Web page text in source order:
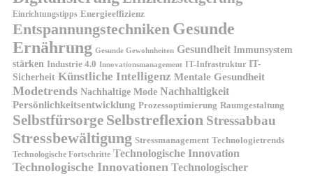
Einrichtungstipps Energieeffizienz
Entspannungstechniken Gesunde
Ernährung Gesunde Gewohnheiten Gesundheit Immunsystem
stärken Industrie 4.0 Innovationsmanagement IT-Infrastruktur IT-
Sicherheit Künstliche Intelligenz Mentale Gesundheit
Modetrends Nachhaltige Mode Nachhaltigkeit
Persönlichkeitsentwicklung Prozessoptimierung Raumgestaltung
Selbstfürsorge Selbstreflexion Stressabbau
Stressbewältigung Stressmanagement Technologietrends
Technologische Fortschritte Technologische Innovation
Technologische Innovationen Technologischer